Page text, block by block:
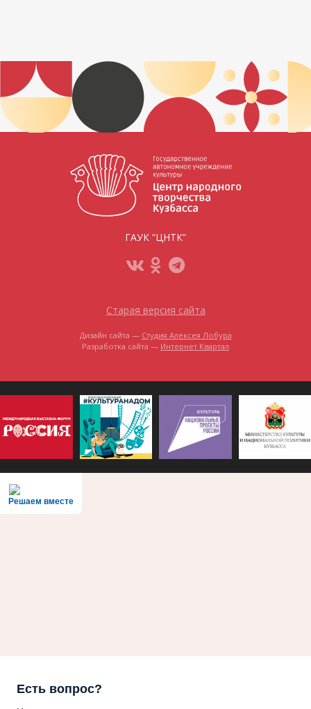
ГАУК “ЦНТК”
Старая версия сайта
Дизайн сайта — Студия Алексея Лобура
Разработка сайта — Интернет Квартал
Решаем вместе
Есть вопрос?